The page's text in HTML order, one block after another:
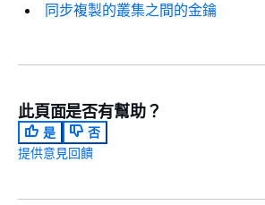
同步複製的叢集之間的金鑰
此頁面是否有幫助？
是
否
提供意見回饋